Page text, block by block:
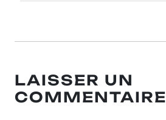
LAISSER UN
COMMENTAIRE